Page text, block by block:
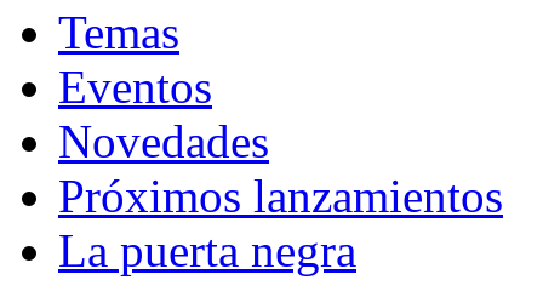
Temas
Eventos
Novedades
Próximos lanzamientos
La puerta negra